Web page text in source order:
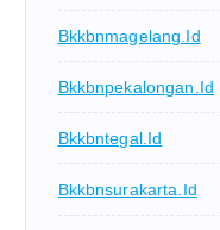
Bkkbnmagelang.id
Bkkbnpekalongan.id
Bkkbntegal.id
Bkkbnsurakarta.id